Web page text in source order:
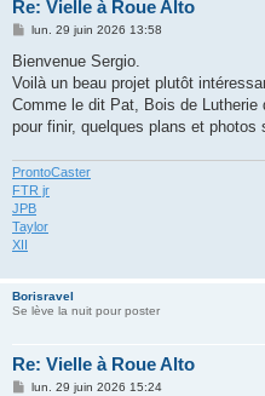
Re: Vielle à Roue Alto
M
s
a
g
lun. 29 juin 2026 13:58
Bienvenue Sergio.
Voilà un beau projet plutôt
Comme le dit Pat, Bois de
pour finir, quelques plans et photos
ProntoCaster
FTR jr
JPB
Taylor
XII
Borisravel
Se lève la nuit pour poster
Re: Vielle à Roue Alto
Mlun. 29 juin 2026 15:24